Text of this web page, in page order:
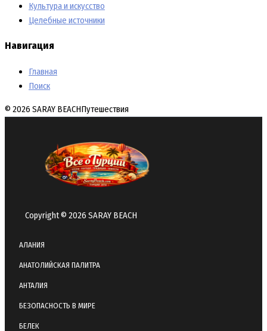
Культура и искусство
Целебные источники
Навигация
Главная
Поиск
© 2026 SARAY BEACHПутешествия
Copyright © 2026 SARAY BEACH
АЛАНИЯ
АНАТОЛИЙСКАЯ ПАЛИТРА
АНТАЛИЯ
БЕЗОПАСНОСТЬ В МИРЕ
БЕЛЕК